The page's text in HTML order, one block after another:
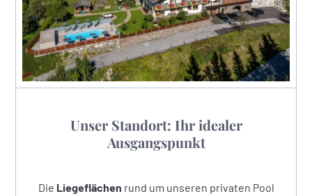
Unser Standort: Ihr idealer
Ausgangspunkt
Die Liegeflächen rund um unseren privaten Pool